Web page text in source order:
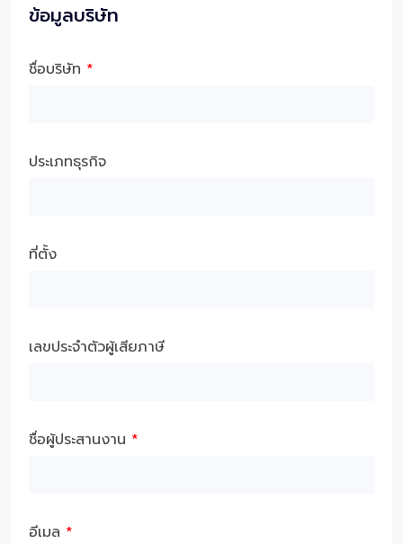
ข้อมูลบริษัท
ชื่อบริษัท *
ประเภทธุรกิจ
ที่ตั้ง
เลขประจำตัวผู้เสียภาษี
ชื่อผู้ประสานงาน *
อีเมล *